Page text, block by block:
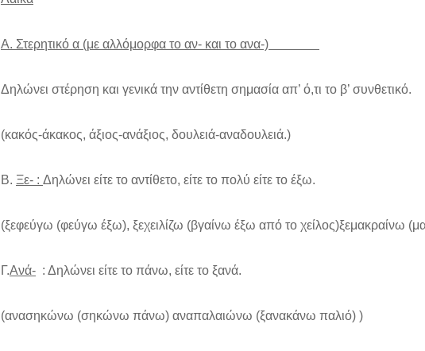
Α. Στερητικό α (με αλλόμορφα το αν- και το ανα-)
Δηλώνει στέρηση και γενικά την αντίθετη σημασία απ’ ό,τι το β’ συνθετικό.
(κακός-άκακος, άξιος-ανάξιος, δουλειά-αναδουλειά.)
Β. Ξε- : Δηλώνει είτε το αντίθετο, είτε το πολύ είτε το έξω.
(ξεφεύγω (φεύγω έξω), ξεχειλίζω (βγαίνω έξω από το
Γ.Ανά- : Δηλώνει είτε το πάνω, είτε το ξανά.
(ανασηκώνω (σηκώνω πάνω) αναπαλαιώνω (ξανακάνω παλιό) )